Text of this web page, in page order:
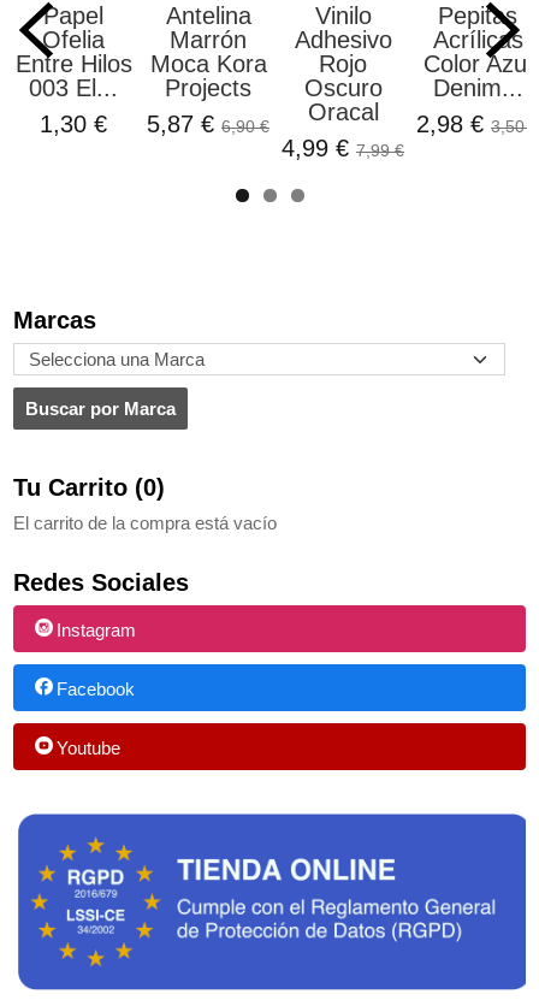
Marcas
Tu Carrito (0)
El carrito de la compra está vacío
Redes Sociales
Instagram
Facebook
Youtube
Papel
Ofelia
Entre Hilos
003 El...
1,30 €
Antelina
Marrón
Moca Kora
Projects
5,87 € 6,90 €
Vinilo
Adhesivo
Rojo
Oscuro
Oracal
4,99 € 7,99 €
Pepitas
Acrílicas
Color Azul
Denim...
2,98 € 3,50 €